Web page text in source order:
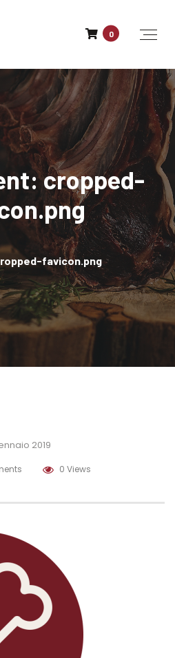
0
cropped-
favicon.png
2019
0 Views